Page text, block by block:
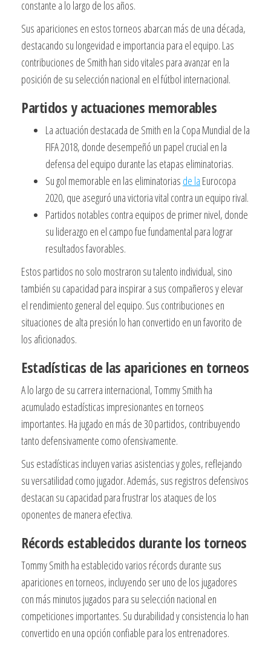
constante a lo largo de los años.
Sus apariciones en estos torneos abarcan más de una década,
destacando su longevidad e importancia para el equipo. Las
contribuciones de Smith han sido vitales para avanzar en la
posición de su selección nacional en el fútbol internacional.
Partidos y actuaciones memorables
La actuación destacada de Smith en la Copa Mundial de la
FIFA 2018, donde desempeñó un papel crucial en la
defensa del equipo durante las etapas eliminatorias.
Su gol memorable en las eliminatorias de la Eurocopa
2020, que aseguró una victoria vital contra un equipo rival.
Partidos notables contra equipos de primer nivel, donde
su liderazgo en el campo fue fundamental para lograr
resultados favorables.
Estos partidos no solo mostraron su talento individual, sino
también su capacidad para inspirar a sus compañeros y elevar
el rendimiento general del equipo. Sus contribuciones en
situaciones de alta presión lo han convertido en un favorito de
los aficionados.
Estadísticas de las apariciones en torneos
A lo largo de su carrera internacional, Tommy Smith ha
acumulado estadísticas impresionantes en torneos
importantes. Ha jugado en más de 30 partidos, contribuyendo
tanto defensivamente como ofensivamente.
Sus estadísticas incluyen varias asistencias y goles, reflejando
su versatilidad como jugador. Además, sus registros defensivos
destacan su capacidad para frustrar los ataques de los
oponentes de manera efectiva.
Récords establecidos durante los torneos
Tommy Smith ha establecido varios récords durante sus
apariciones en torneos, incluyendo ser uno de los jugadores
con más minutos jugados para su selección nacional en
competiciones importantes. Su durabilidad y consistencia lo han
convertido en una opción confiable para los entrenadores.